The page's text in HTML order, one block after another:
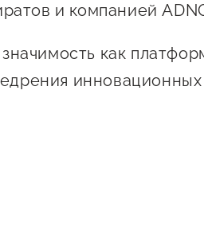
и компанией
как
инновационных